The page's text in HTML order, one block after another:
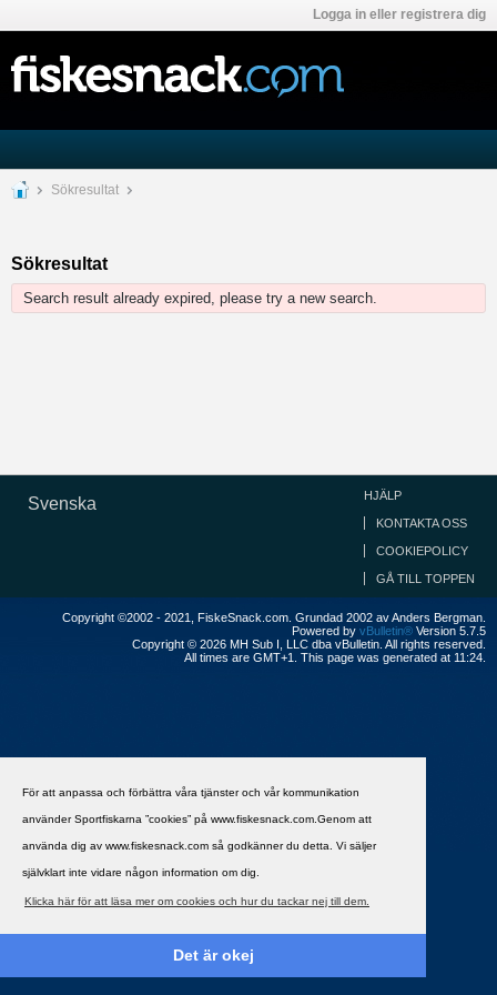
För att anpassa och förbättra våra tjänster och vår kommunikation
använder Sportfiskarna ”cookies” på www.fiskesnack.com.Genom att
använda dig av www.fiskesnack.com så godkänner du detta. Vi säljer
självklart inte vidare någon information om dig.
Klicka här för att läsa mer om cookies och hur du tackar nej till dem.
Det är okej
Logga in eller registrera dig
Sökresultat
Sökresultat
Search result already expired, please try a new search.
Svenska HJÄLP
KONTAKTA OSS
COOKIEPOLICY
GÅ TILL TOPPEN
Copyright ©2002 - 2021, FiskeSnack.com. Grundad 2002 av Anders Bergman.
Powered by vBulletin® Version 5.7.5
Copyright © 2026 MH Sub I, LLC dba vBulletin. All rights reserved.
All times are GMT+1. This page was generated at 11:24.